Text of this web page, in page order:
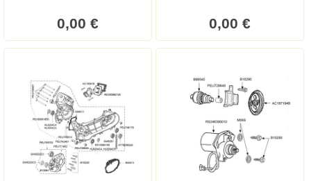
0,00 € 0,00 €